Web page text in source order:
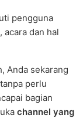
pengguna
dan hal
Anda sekarang
perlu
bagian
channel yang